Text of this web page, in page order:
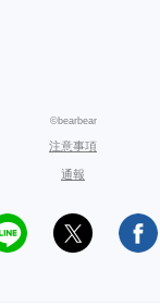
©bearbear
注意事項
通報